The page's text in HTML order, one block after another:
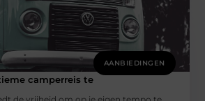
AANBIEDINGEN
camperreis te